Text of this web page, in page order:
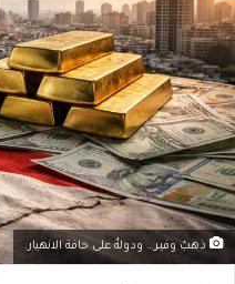
ذهبٌ وفير… ودولةٌ على حافة الانهيار.